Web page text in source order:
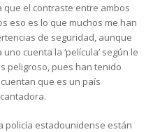
que el contraste entre ambos
eso es lo que muchos me han
de seguridad, aunque
cuenta la ‘película’ según le
peligroso, pues han tenido
que es un país
policía estadounidense están